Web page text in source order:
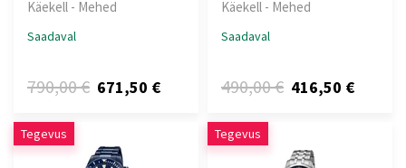
Käekell - Mehed
Saadaval
790,00 € 671,50 €
Käekell - Mehed
Saadaval
490,00 € 416,50 €
Tegevus Tegevus